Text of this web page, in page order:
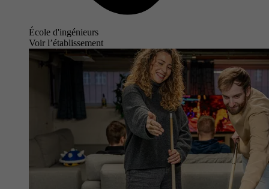
École d'ingénieurs
Voir l’établissement